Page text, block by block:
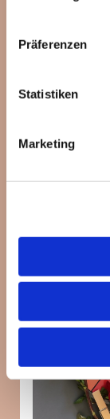
Präferenzen
Statistiken
Marketing